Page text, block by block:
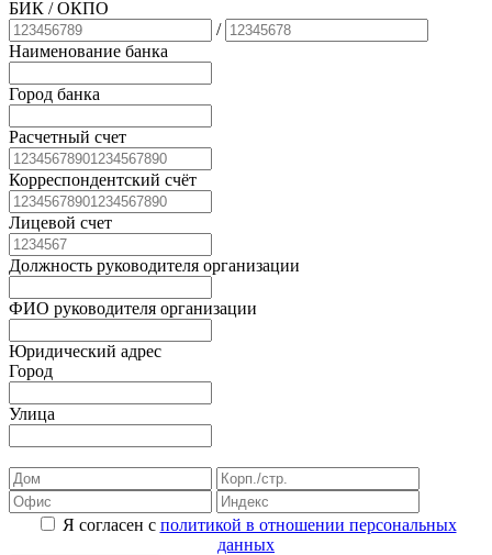
БИК / ОКПО
/
Наименование банка
Город банка
Расчетный счет
Корреспондентский счёт
Лицевой счет
Должность руководителя организации
ФИО руководителя организации
Юридический адрес
Город
Улица
Я согласен с политикой в отношении персональных
данных